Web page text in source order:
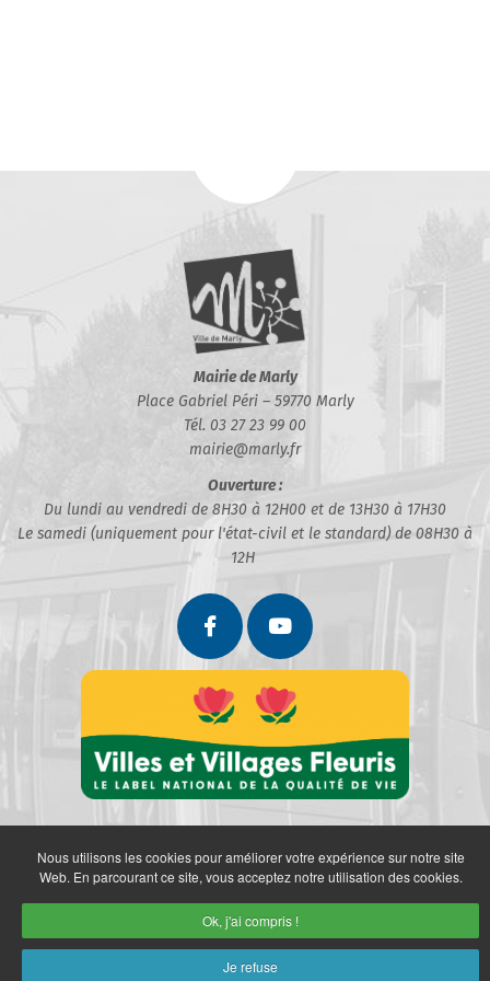
Mairie de Marly
Place Gabriel Péri – 59770 Marly
Tél. 03 27 23 99 00
mairie@marly.fr
Ouverture :
Du lundi au vendredi de 8H30 à 12H00 et de 13H30 à 17H30
Le samedi (uniquement pour l'état-civil et le standard) de 08H30 à
12H
Retrait des données personnelles
Plan du site
Nous utilisons les cookies pour améliorer votre expérience sur notre site
Web. En parcourant ce site, vous acceptez notre utilisation des cookies.
Ok, j'ai compris !
Je refuse